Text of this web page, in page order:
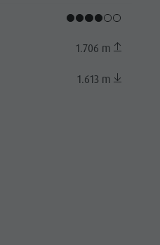
1.706 m
1.613 m